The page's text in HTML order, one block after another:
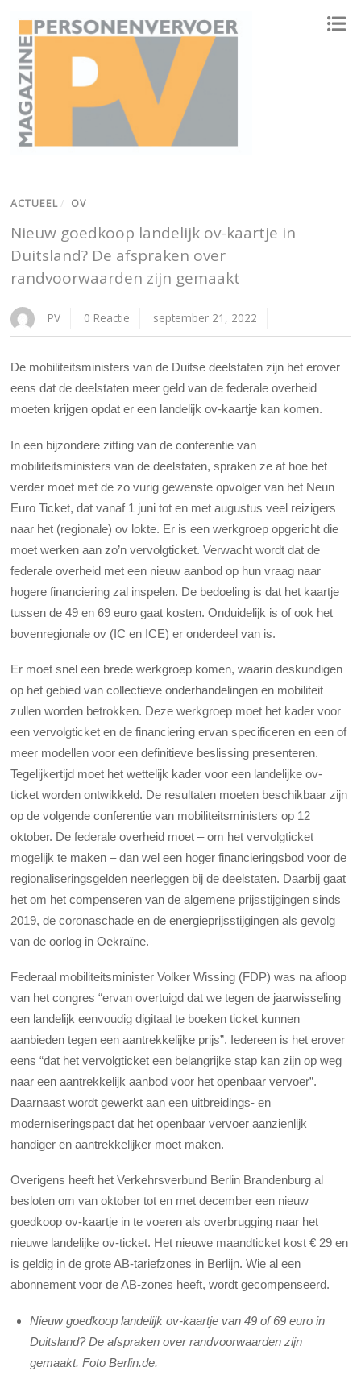
ACTUEEL / OV
Nieuw goedkoop landelijk ov-kaartje in
Duitsland? De afspraken over
randvoorwaarden zijn gemaakt
PV 0 Reactie september 21, 2022
De mobiliteitsministers van de Duitse deelstaten zijn het erover
eens dat de deelstaten meer geld van de federale overheid
moeten krijgen opdat er een landelijk ov-kaartje kan komen.
In een bijzondere zitting van de conferentie van
mobiliteitsministers van de deelstaten, spraken ze af hoe het
verder moet met de zo vurig gewenste opvolger van het Neun
Euro Ticket, dat vanaf 1 juni tot en met augustus veel reizigers
naar het (regionale) ov lokte. Er is een werkgroep opgericht die
moet werken aan zo’n vervolgticket. Verwacht wordt dat de
federale overheid met een nieuw aanbod op hun vraag naar
hogere financiering zal inspelen. De bedoeling is dat het kaartje
tussen de 49 en 69 euro gaat kosten. Onduidelijk is of ook het
bovenregionale ov (IC en ICE) er onderdeel van is.
Er moet snel een brede werkgroep komen, waarin deskundigen
op het gebied van collectieve onderhandelingen en mobiliteit
zullen worden betrokken. Deze werkgroep moet het kader voor
een vervolgticket en de financiering ervan specificeren en een of
meer modellen voor een definitieve beslissing presenteren.
Tegelijkertijd moet het wettelijk kader voor een landelijke ov-
ticket worden ontwikkeld. De resultaten moeten beschikbaar zijn
op de volgende conferentie van mobiliteitsministers op 12
oktober. De federale overheid moet – om het vervolgticket
mogelijk te maken – dan wel een hoger financieringsbod voor de
regionaliseringsgelden neerleggen bij de deelstaten. Daarbij gaat
het om het compenseren van de algemene prijsstijgingen sinds
2019, de coronaschade en de energieprijsstijgingen als gevolg
van de oorlog in Oekraïne.
Federaal mobiliteitsminister Volker Wissing (FDP) was na afloop
van het congres “ervan overtuigd dat we tegen de jaarwisseling
een landelijk eenvoudig digitaal te boeken ticket kunnen
aanbieden tegen een aantrekkelijke prijs”. Iedereen is het erover
eens “dat het vervolgticket een belangrijke stap kan zijn op weg
naar een aantrekkelijk aanbod voor het openbaar vervoer”.
Daarnaast wordt gewerkt aan een uitbreidings- en
moderniseringspact dat het openbaar vervoer aanzienlijk
handiger en aantrekkelijker moet maken.
Overigens heeft het Verkehrsverbund Berlin Brandenburg al
besloten om van oktober tot en met december een nieuw
goedkoop ov-kaartje in te voeren als overbrugging naar het
nieuwe landelijke ov-ticket. Het nieuwe maandticket kost € 29 en
is geldig in de grote AB-tariefzones in Berlijn. Wie al een
abonnement voor de AB-zones heeft, wordt gecompenseerd.
Nieuw goedkoop landelijk ov-kaartje van 49 of 69 euro in
Duitsland? De afspraken over randvoorwaarden zijn
gemaakt. Foto Berlin.de.